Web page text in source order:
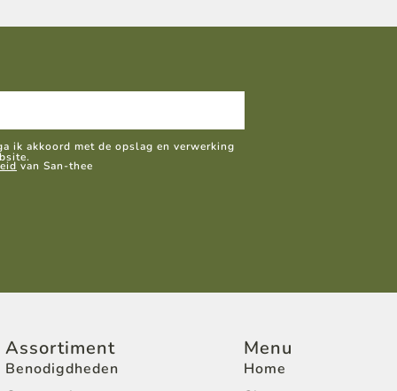
ik akkoord met de opslag en verwerking
van San-thee
Assortiment
Benodigdheden
Menu
Home